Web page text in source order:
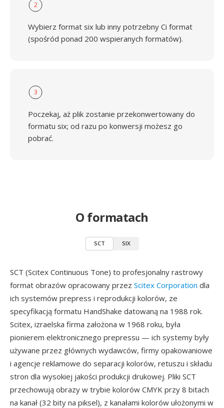
2
Wybierz format six lub inny potrzebny Ci format
(spośród ponad 200 wspieranych formatów).
3
Poczekaj, aż plik zostanie przekonwertowany do
formatu six; od razu po konwersji możesz go
pobrać.
O formatach
SCT SIX
SCT (Scitex Continuous Tone) to profesjonalny rastrowy
format obrazów opracowany przez Scitex Corporation dla
ich systemów prepress i reprodukcji kolorów, ze
specyfikacją formatu HandShake datowaną na 1988 rok.
Scitex, izraelska firma założona w 1968 roku, była
pionierem elektronicznego prepressu — ich systemy były
używane przez głównych wydawców, firmy opakowaniowe
i agencje reklamowe do separacji kolorów, retuszu i składu
stron dla wysokiej jakości produkcji drukowej. Pliki SCT
przechowują obrazy w trybie kolorów CMYK przy 8 bitach
na kanał (32 bity na piksel), z kanałami kolorów ułożonymi w